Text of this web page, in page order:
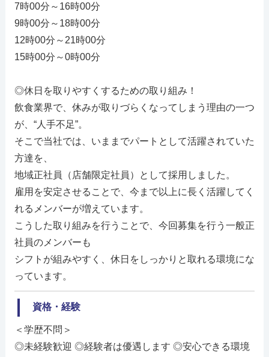
7時00分～16時00分
9時00分～18時00分
12時00分～21時00分
15時00分～0時00分
◎休日を取りやすくするための取り組み！
飲食業界で、休みが取りづらくなってしまう理由の一つ
が、“人手不足”。
そこで当社では、いままでパートとして活躍されていた
方達を、
地域正社員（店舗限定社員）として採用しました。
雇用を安定させることで、今まで以上に長く活躍してく
れるメンバーが増えています。
こうした取り組みを行うことで、今回募集を行う一般正
社員のメンバーも
シフトが組みやすく、休日をしっかりと取れる環境にな
っています。
資格・経験
＜学歴不問＞
◎未経験歓迎 ◎経験者は優遇します ◎安心できる環境